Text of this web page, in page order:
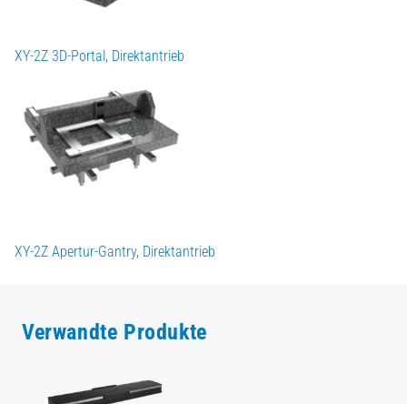
XY-2Z 3D-Portal, Direktantrieb
XY-2Z Apertur-Gantry, Direktantrieb
Verwandte Produkte